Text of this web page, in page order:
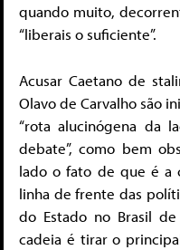
quando muito,
“liberais o suficiente”.
Acusar Caetano de
Olavo de Carvalho são
“rota alucinógena da
debate”, como bem
lado o fato de que é a
linha de frente das
do Estado no Brasil
cadeia é tirar o